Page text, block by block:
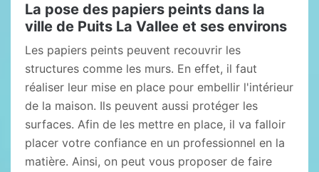
La pose des papiers peints dans la
ville de Puits La Vallee et ses environs
Les papiers peints peuvent recouvrir les
structures comme les murs. En effet, il faut
réaliser leur mise en place pour embellir l'intérieur
de la maison. Ils peuvent aussi protéger les
surfaces. Afin de les mettre en place, il va falloir
placer votre confiance en un professionnel en la
matière. Ainsi, on peut vous proposer de faire